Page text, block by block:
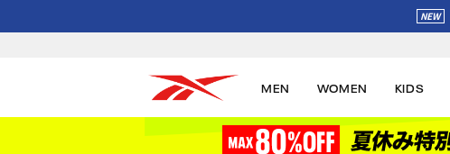
MEN WOMEN KIDS